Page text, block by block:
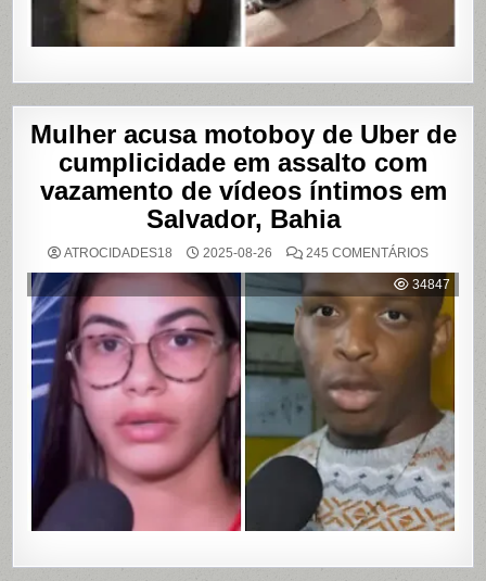
Mulher acusa motoboy de Uber de
cumplicidade em assalto com
vazamento de vídeos íntimos em
Salvador, Bahia
ATROCIDADES18 2025-08-26 245 COMENTÁRIOSEM
ACUSA
DE
UBER
DE
EM
DE
VÍDEOS
ÍNTIMOS
EM
BAHIA
34847